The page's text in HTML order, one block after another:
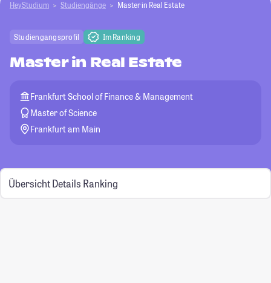
HeyStudium Studiengänge Master in Real Estate
Studiengangsprofil Im Ranking
Master in Real Estate
Frankfurt School of Finance & Management
Master of Science
Frankfurt am Main
Übersicht Details Ranking